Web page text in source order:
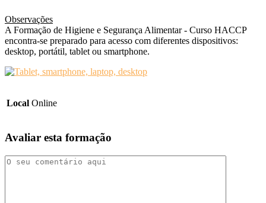
Observações
A Formação de Higiene e Segurança Alimentar - Curso HACCP
encontra-se preparado para acesso com diferentes dispositivos:
desktop, portátil, tablet ou smartphone.
Local Online
Avaliar esta formação